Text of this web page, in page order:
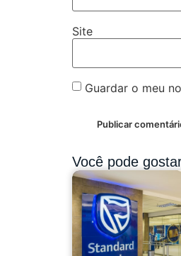
Site
Guardar o meu
Você pode